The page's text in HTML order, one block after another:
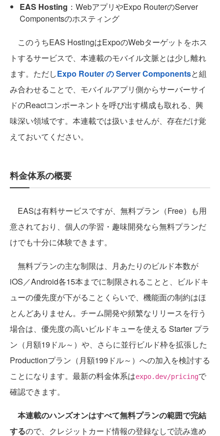
EAS Hosting ：WebアプリやExpo RouterのServer
Componentsのホスティング
このうちEAS HostingはExpoのWebターゲットをホス
トするサービスで、本連載のモバイル文脈とは少し離れ
ます。ただしExpo Router の Server Componentsと組
み合わせることで、モバイルアプリ側からサーバーサイ
ドのReactコンポーネントを呼び出す構成も取れる、興
味深い領域です。本連載では扱いませんが、存在だけ覚
えておいてください。
料金体系の概要
EASは有料サービスですが、無料プラン（Free）も用
意されており、個人の学習・趣味開発なら無料プランだ
けでも十分に体験できます。
無料プランの主な制限は、月あたりのビルド本数が
iOS／Android各15本までに制限されることと、ビルドキ
ューの優先度が下がることくらいで、機能面の制約はほ
とんどありません。チーム開発や頻繁なリリースを行う
場合は、優先度の高いビルドキューを使える Starter プラ
ン（月額19ドル～）や、さらに並行ビルド枠を拡張した
Productionプラン（月額199ドル～）への加入を検討する
ことになります。最新の料金体系はexpo.dev/pricingで
確認できます。
本連載のハンズオンはすべて無料プランの範囲で完結
するので、クレジットカード情報の登録なしで読み進め